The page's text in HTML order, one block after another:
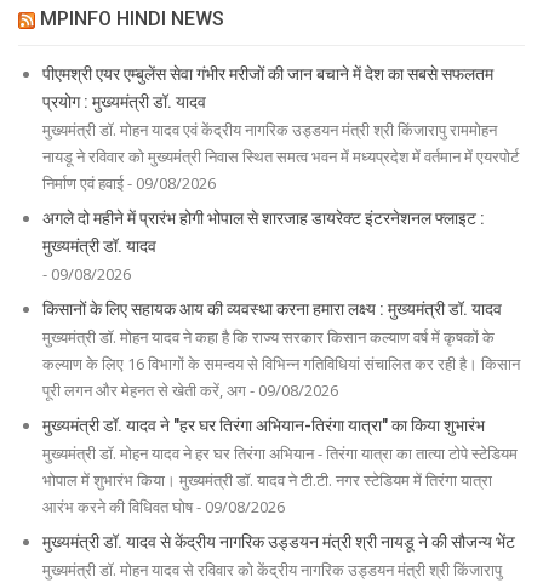
MPINFO HINDI NEWS
पीएमश्री एयर एम्बुलेंस सेवा गंभीर मरीजों की जान बचाने में देश का सबसे सफलतम
प्रयोग : मुख्यमंत्री डॉ. यादव
मुख्यमंत्री डॉ. मोहन यादव एवं केंद्रीय नागरिक उड्डयन मंत्री श्री किंजारापु राममोहन
नायडू ने रविवार को मुख्यमंत्री निवास स्थित समत्व भवन में मध्यप्रदेश में वर्तमान में एयरपोर्ट
निर्माण एवं हवाई - 09/08/2026
अगले दो महीने में प्रारंभ होगी भोपाल से शारजाह डायरेक्ट इंटरनेशनल फ्लाइट :
मुख्यमंत्री डॉ. यादव
- 09/08/2026
किसानों के लिए सहायक आय की व्यवस्था करना हमारा लक्ष्य : मुख्यमंत्री डॉ. यादव
मुख्यमंत्री डॉ. मोहन यादव ने कहा है कि राज्य सरकार किसान कल्याण वर्ष में कृषकों के
कल्याण के लिए 16 विभागों के समन्वय से विभिन्न गतिविधियां संचालित कर रही है। किसान
पूरी लगन और मेहनत से खेती करें, अग - 09/08/2026
मुख्यमंत्री डॉ. यादव ने "हर घर तिरंगा अभियान-तिरंगा यात्रा" का किया शुभारंभ
मुख्यमंत्री डॉ. मोहन यादव ने हर घर तिरंगा अभियान - तिरंगा यात्रा का तात्या टोपे स्टेडियम
भोपाल में शुभारंभ किया। मुख्यमंत्री डॉ. यादव ने टी.टी. नगर स्टेडियम में तिरंगा यात्रा
आरंभ करने की विधिवत घोष - 09/08/2026
मुख्यमंत्री डॉ. यादव से केंद्रीय नागरिक उड्डयन मंत्री श्री नायडू ने की सौजन्य भेंट
मुख्यमंत्री डॉ. मोहन यादव से रविवार को केंद्रीय नागरिक उड्डयन मंत्री श्री किंजारापु